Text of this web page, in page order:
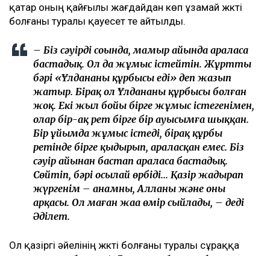
қатар оның қайғылы жағдайдан көп ұзамай жүкті
болғаны туралы қауесет те айтылды.
– Біз сәуірдің соңында, мамыр айында араласа
бастадық. Ол да жұмыс істейтін. Жұрттың
бәрі «Ұлдананың құрбысы еді» деп жазып
жатыр. Бірақ ол Ұлдананың құрбысы болған
жоқ. Екі жыл бойы бірге жұмыс істегенімен,
олар бір-ақ рет бірге бір ауысымға шыққан.
Бір ұйымда жұмыс істеді, бірақ құрбы
ретінде бірге қыдырып, араласқан емес. Біз
сәуір айынан бастап араласа бастадық.
Сөйтіп, бәрі осылай өрбіді... Қазір жадырап
жүргенім – анамның, Алланың және оның
арқасы. Ол маған жаңа өмір сыйлады, – деді
Әділет.
Ол қазіргі әйелінің жүкті болғаны туралы сұраққа